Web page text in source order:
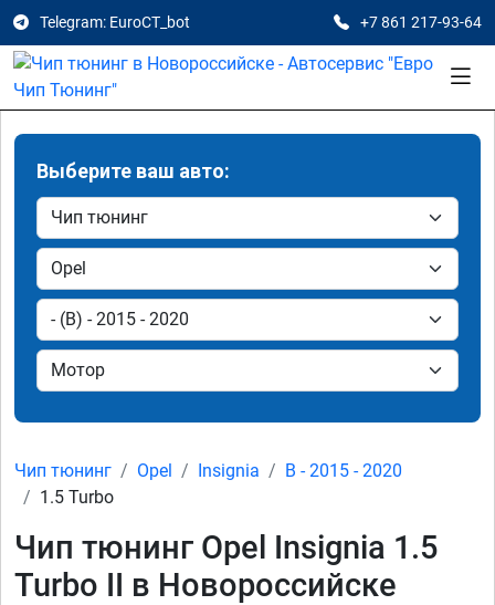
Telegram: EuroCT_bot +7 861 217-93-64
Выберите ваш авто:
Чип тюнинг Opel Insignia
B - 2015 - 2020
1.5 Turbo
Чип тюнинг Opel Insignia 1.5
Turbo II в Новороссийске